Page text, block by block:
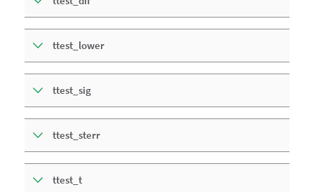
ttest_lower
ttest_sig
ttest_sterr
ttest_t